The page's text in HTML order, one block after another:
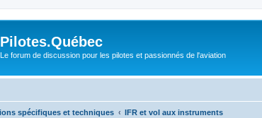
Pilotes.Québec
Le forum de discussion pour les pilotes et passionnés de l'aviation
spécifiques et techniques IFR et vol aux instruments